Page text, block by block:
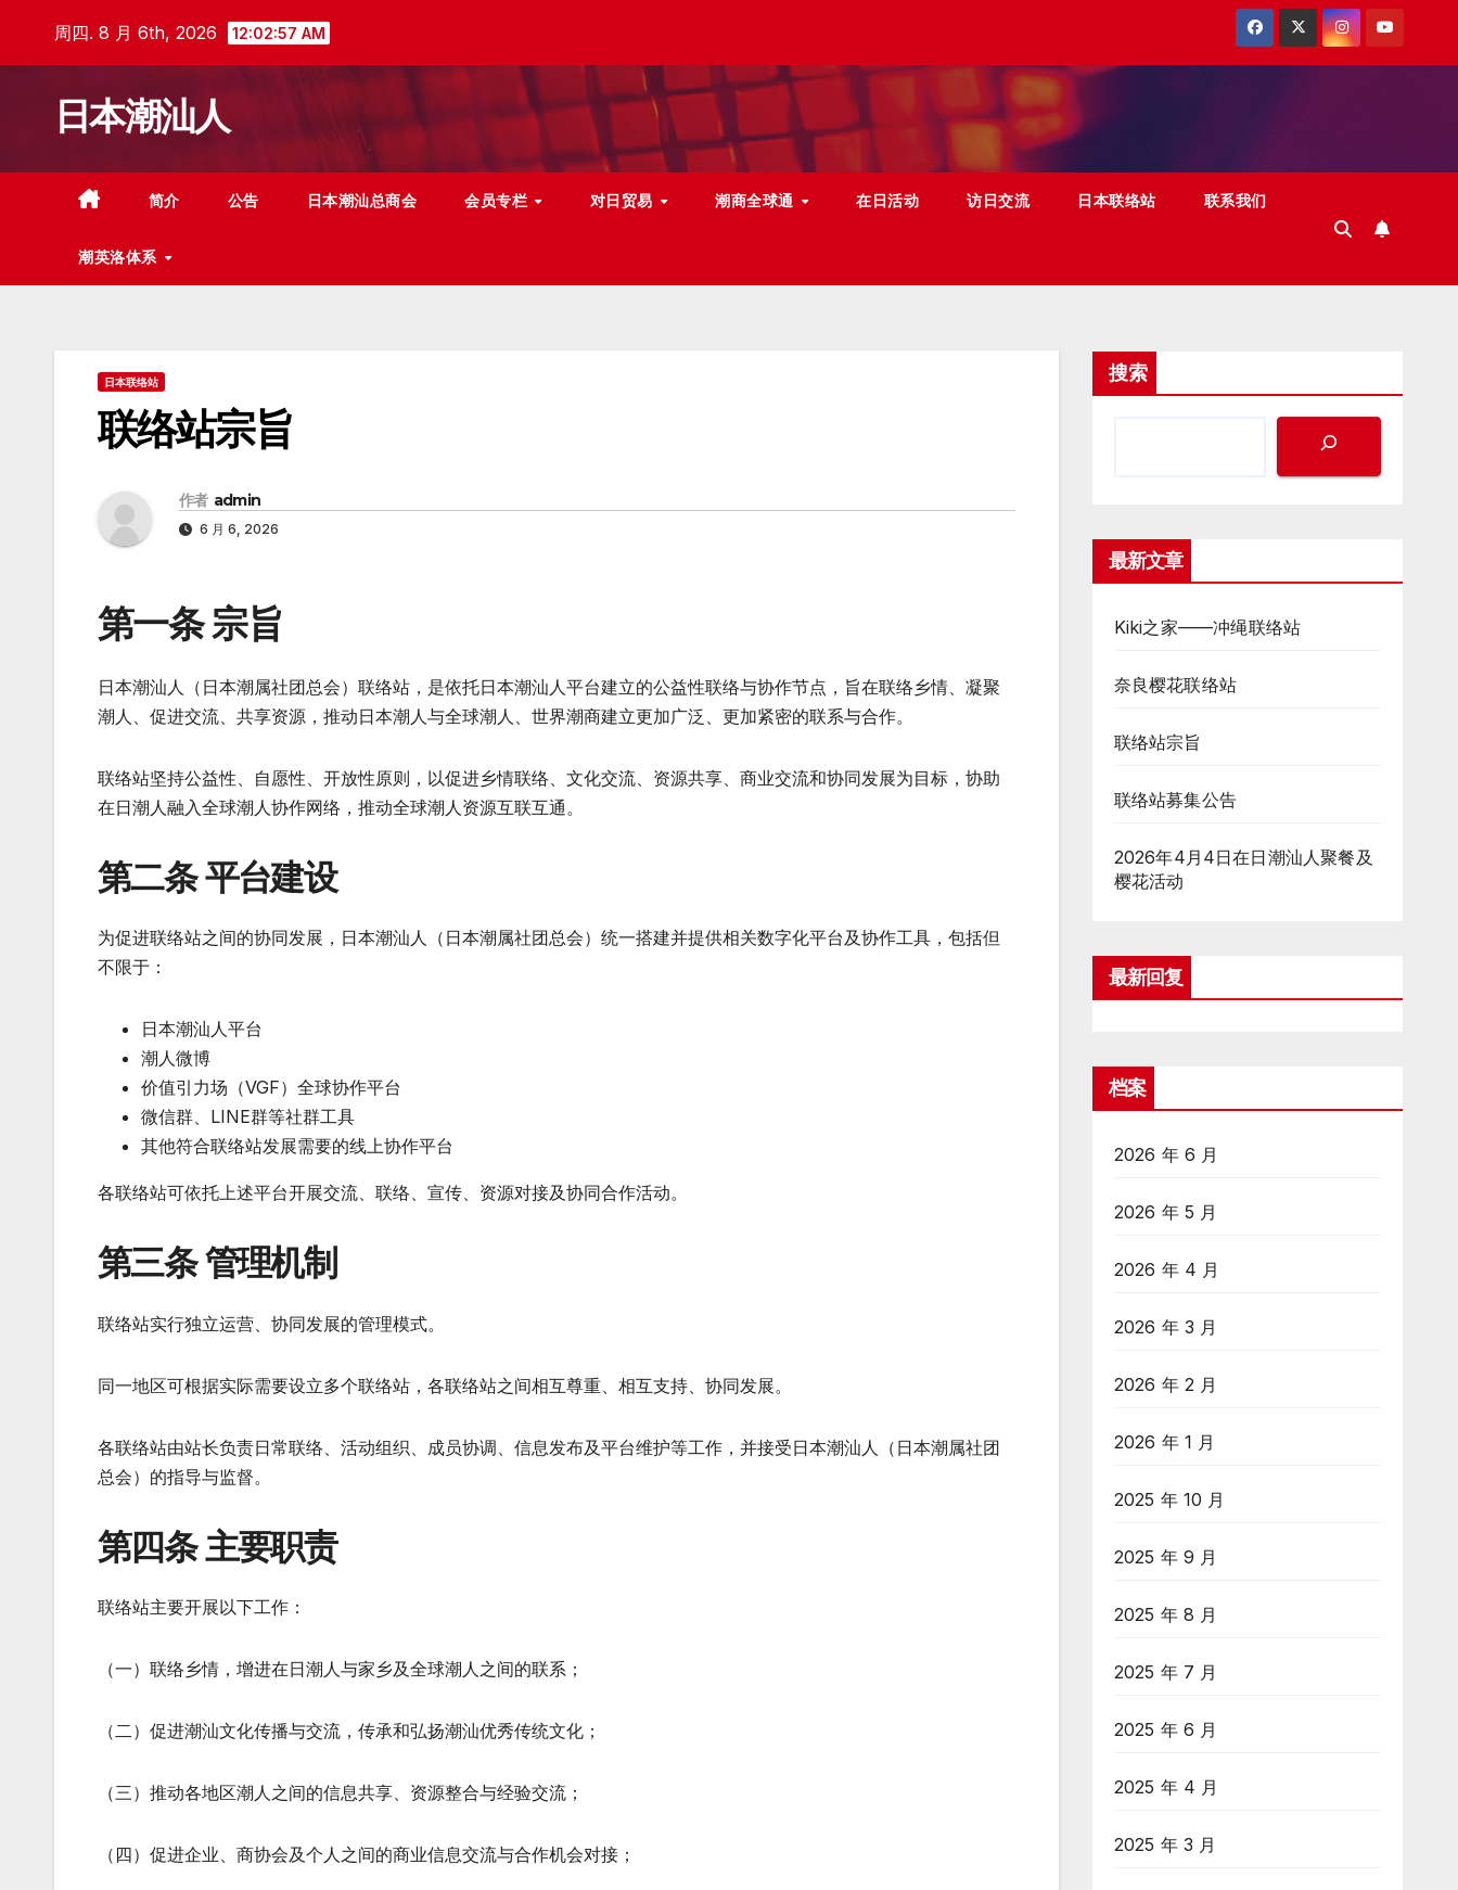
周四. 8 月 6th, 2026 12:02:58 AM
日本潮汕人
简介 公告 日本潮汕总商会 会员专栏 对日贸易 潮商全球通 在日活动 访日交流 日本联络站 联系我们
潮英洛体系
日本联络站
联络站宗旨
作者 admin
6 月 6, 2026
第一条 宗旨
日本潮汕人（日本潮属社团总会）联络站，是依托日本潮汕人平台建立的公益性联络与协作节点，旨在联络乡情、凝聚
潮人、促进交流、共享资源，推动日本潮人与全球潮人、世界潮商建立更加广泛、更加紧密的联系与合作。
联络站坚持公益性、自愿性、开放性原则，以促进乡情联络、文化交流、资源共享、商业交流和协同发展为目标，协助
在日潮人融入全球潮人协作网络，推动全球潮人资源互联互通。
第二条 平台建设
为促进联络站之间的协同发展，日本潮汕人（日本潮属社团总会）统一搭建并提供相关数字化平台及协作工具，包括但
不限于：
日本潮汕人平台
潮人微博
价值引力场（VGF）全球协作平台
微信群、LINE群等社群工具
其他符合联络站发展需要的线上协作平台
各联络站可依托上述平台开展交流、联络、宣传、资源对接及协同合作活动。
第三条 管理机制
联络站实行独立运营、协同发展的管理模式。
同一地区可根据实际需要设立多个联络站，各联络站之间相互尊重、相互支持、协同发展。
各联络站由站长负责日常联络、活动组织、成员协调、信息发布及平台维护等工作，并接受日本潮汕人（日本潮属社团
总会）的指导与监督。
第四条 主要职责
联络站主要开展以下工作：
（一）联络乡情，增进在日潮人与家乡及全球潮人之间的联系；
（二）促进潮汕文化传播与交流，传承和弘扬潮汕优秀传统文化；
（三）推动各地区潮人之间的信息共享、资源整合与经验交流；
（四）促进企业、商协会及个人之间的商业信息交流与合作机会对接；
搜索
最新文章
Kiki之家——冲绳联络站
奈良樱花联络站
联络站宗旨
联络站募集公告
2026年4月4日在日潮汕人聚餐及
樱花活动
最新回复
档案
2026 年 6 月
2026 年 5 月
2026 年 4 月
2026 年 3 月
2026 年 2 月
2026 年 1 月
2025 年 10 月
2025 年 9 月
2025 年 8 月
2025 年 7 月
2025 年 6 月
2025 年 4 月
2025 年 3 月